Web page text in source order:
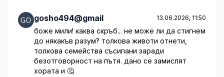
gosho494@gmail 13.06.2026, 11:50
боже мили! каква скръб... не може ли да стигнем
до някакъв разум? толкова животи отнети,
толкова семейства съсипани заради
безотговорност на пътя. дано се замислят
хората и 🤔